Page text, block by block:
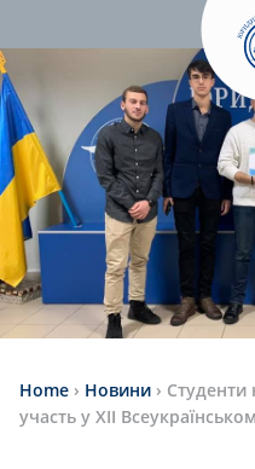
Home › Новини › Студенти
участь у ХІІ